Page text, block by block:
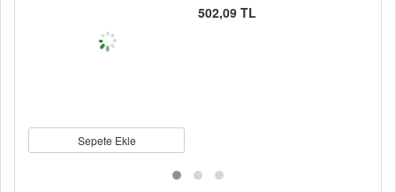
Sepete Ekle
502,09 TL